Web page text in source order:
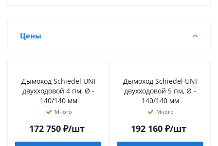
Цены
Дымоход Schiedel UNI
двухходовой 4 пм, Ø -
140/140 мм
Много
172 750₽/шт
Дымоход Schiedel UNI
двухходовой 5 пм, Ø -
140/140 мм
Много
192 160₽/шт